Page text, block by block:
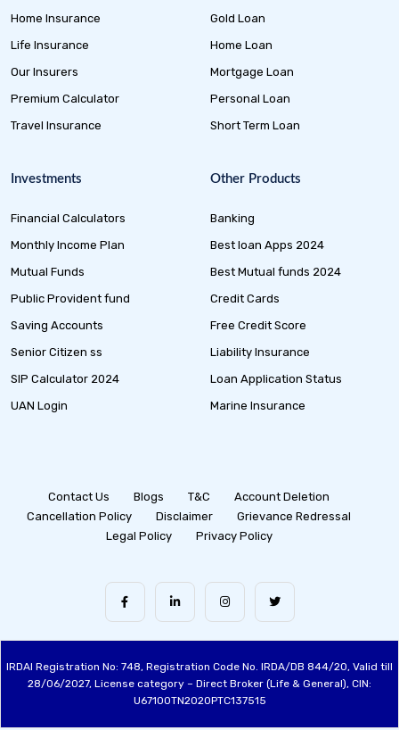
Home Insurance
Life Insurance
Our Insurers
Premium Calculator
Travel Insurance
Gold Loan
Home Loan
Mortgage Loan
Personal Loan
Short Term Loan
Investments
Financial Calculators
Monthly Income Plan
Mutual Funds
Public Provident fund
Saving Accounts
Senior Citizen ss
SIP Calculator 2024
UAN Login
Other Products
Banking
Best loan Apps 2024
Best Mutual funds 2024
Credit Cards
Free Credit Score
Liability Insurance
Loan Application Status
Marine Insurance
Contact Us Blogs T&C
Account Deletion
Cancellation Policy
Disclaimer
Grievance Redressal
Legal Policy
Privacy Policy
IRDAI Registration No: 748, Registration Code No. IRDA/DB 844/20, Valid till
28/06/2027, License category – Direct Broker (Life & General), CIN:
U67100TN2020PTC137515